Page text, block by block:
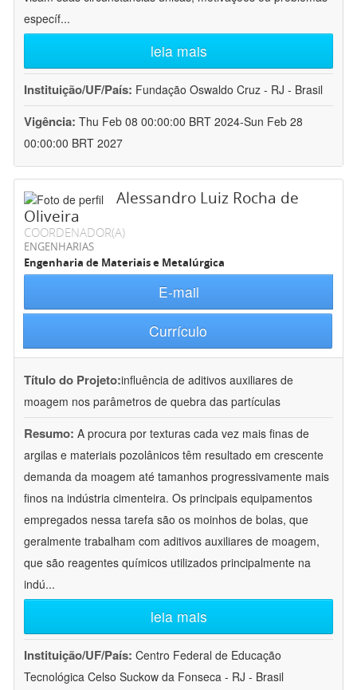
específ...
leia mais
Instituição/UF/País: Fundação Oswaldo Cruz - RJ - Brasil
Vigência: Thu Feb 08 00:00:00 BRT 2024-Sun Feb 28
00:00:00 BRT 2027
Alessandro Luiz Rocha de
Oliveira
COORDENADOR(A)
ENGENHARIAS
Engenharia de Materiais e Metalúrgica
E-mail
Currículo
Título do Projeto:influência de aditivos auxiliares de
moagem nos parâmetros de quebra das partículas
Resumo: A procura por texturas cada vez mais finas de
argilas e materiais pozolânicos têm resultado em crescente
demanda da moagem até tamanhos progressivamente mais
finos na indústria cimenteira. Os principais equipamentos
empregados nessa tarefa são os moinhos de bolas, que
geralmente trabalham com aditivos auxiliares de moagem,
que são reagentes químicos utilizados principalmente na
indú...
leia mais
Instituição/UF/País: Centro Federal de Educação
Tecnológica Celso Suckow da Fonseca - RJ - Brasil